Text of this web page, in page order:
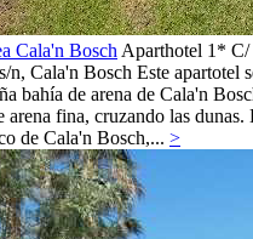
Cala'n BoschAparthotel 1* C/
n, Cala'n Bosch Este apartotel
bahía de arena de Cala'n
arena fina, cruzando las dunas.
de Cala'n Bosch,... >